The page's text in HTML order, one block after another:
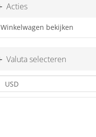
Acties
Winkelwagen bekijken
Valuta selecteren